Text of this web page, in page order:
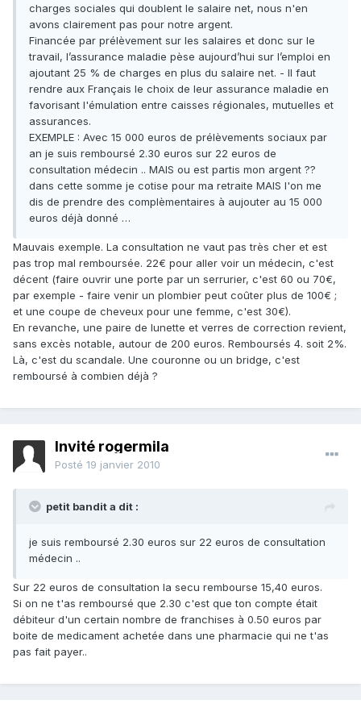
charges sociales qui doublent le salaire net, nous n'en
avons clairement pas pour notre argent.
Financée par prélèvement sur les salaires et donc sur le
travail, l’assurance maladie pèse aujourd’hui sur l’emploi en
ajoutant 25 % de charges en plus du salaire net. - Il faut
rendre aux Français le choix de leur assurance maladie en
favorisant l'émulation entre caisses régionales, mutuelles et
assurances.
EXEMPLE : Avec 15 000 euros de prélèvements sociaux par
an je suis remboursé 2.30 euros sur 22 euros de
consultation médecin .. MAIS ou est partis mon argent ??
dans cette somme je cotise pour ma retraite MAIS l'on me
dis de prendre des complèmentaires à aujouter au 15 000
euros déjà donné …
Mauvais exemple. La consultation ne vaut pas très cher et est
pas trop mal remboursée. 22€ pour aller voir un médecin, c'est
décent (faire ouvrir une porte par un serrurier, c'est 60 ou 70€,
par exemple - faire venir un plombier peut coûter plus de 100€ ;
et une coupe de cheveux pour une femme, c'est 30€).
En revanche, une paire de lunette et verres de correction revient,
sans excès notable, autour de 200 euros. Remboursés 4. soit 2%.
Là, c'est du scandale. Une couronne ou un bridge, c'est
remboursé à combien déjà ?
Invité rogermila
Posté 19 janvier 2010
petit bandit a dit :
je suis remboursé 2.30 euros sur 22 euros de consultation
médecin ..
Sur 22 euros de consultation la secu rembourse 15,40 euros.
Si on ne t'as remboursé que 2.30 c'est que ton compte était
débiteur d'un certain nombre de franchises à 0.50 euros par
boite de medicament achetée dans une pharmacie qui ne t'as
pas fait payer..